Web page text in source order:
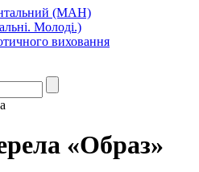
(МАН)
Молоді.)
виховання
«Образ»